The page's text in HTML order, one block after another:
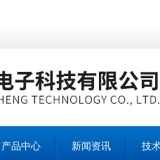
产品中心 新闻资讯 技